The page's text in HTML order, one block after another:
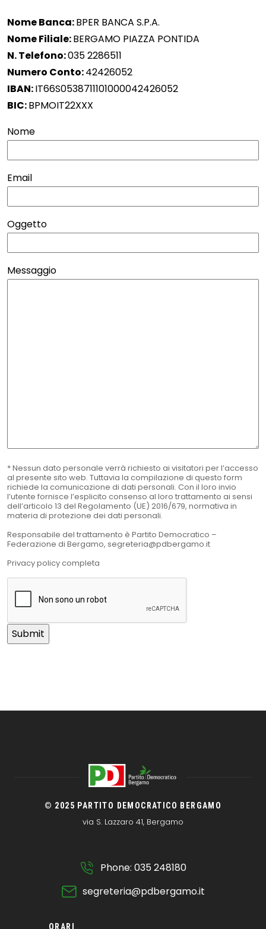
Nome Banca:BPER BANCA S.P.A.
Nome Filiale:BERGAMO PIAZZA PONTIDA
N. Telefono:035 2286511
Numero Conto:42426052
IBAN:IT66S0538711101000042426052
BIC:BPMOIT22XXX
Nome
Email
Oggetto
Messaggio
* Nessun dato personale verrà richiesto ai visitatori per l’accesso
al presente sito web. Tuttavia la compilazione di questo form
richiede la comunicazione di dati personali. Con il loro invio
l’utente fornisce l’esplicito consenso al loro trattamento ai sensi
dell’articolo 13 del Regolamento (UE) 2016/679, normativa in
materia di protezione dei dati personali.
Responsabile del trattamento è Partito Democratico –
Federazione di Bergamo, segreteria@pdbergamo.it
Privacy policy completa
© 2025 PARTITO DEMOCRATICO BERGAMO
via S. Lazzaro 41, Bergamo
Phone: 035 248180
segreteria@pdbergamo.it
ORARI